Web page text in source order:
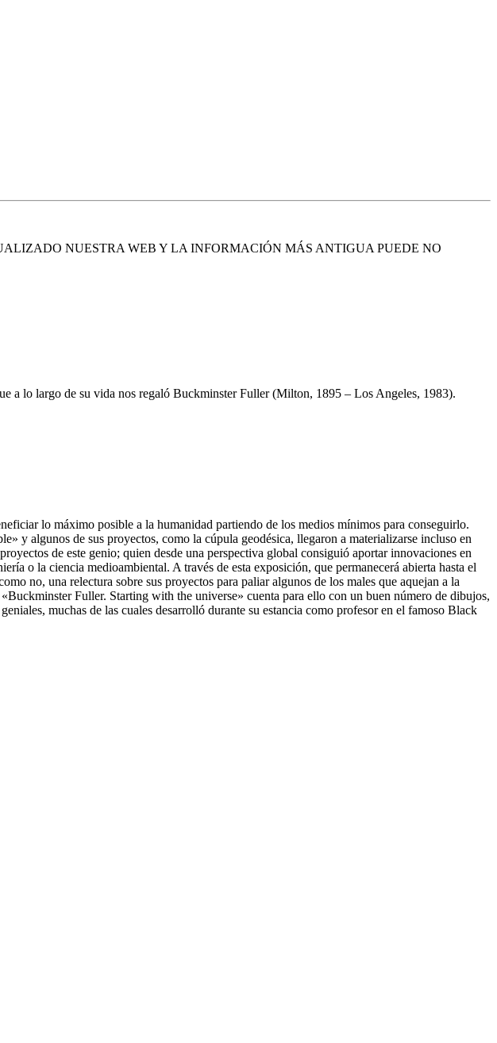
NUESTRA WEB Y LA INFORMACIÓN MÁS ANTIGUA PUEDE NO
a lo largo de su vida nos regaló Buckminster Fuller (Milton, 1895 – Los Angeles, 1983).
lo máximo posible a la humanidad partiendo de los medios mínimos para conseguirlo.
y algunos de sus proyectos, como la cúpula geodésica, llegaron a materializarse incluso en
de este genio; quien desde una perspectiva global consiguió aportar innovaciones en
o la ciencia medioambiental. A través de esta exposición, que permanecerá abierta hasta el
no, una relectura sobre sus proyectos para paliar algunos de los males que aquejan a la
Fuller. Starting with the universe» cuenta para ello con un buen número de dibujos,
muchas de las cuales desarrolló durante su estancia como profesor en el famoso Black